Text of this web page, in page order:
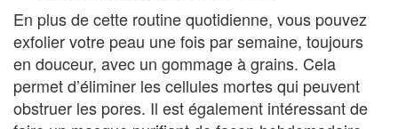
En plus de cette routine quotidienne, vous pouvez
exfolier votre peau une fois par semaine, toujours
en douceur, avec un gommage à grains. Cela
permet d’éliminer les cellules mortes qui peuvent
obstruer les pores. Il est également intéressant de